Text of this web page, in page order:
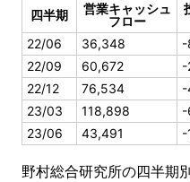
四半期
営業キャッシュ
フロー
22/06
36,348 -
22/09
60,672 -
22/12
76,534 -
23/03
118,898 -
23/06
43,491 -
野村総合研究所の四半期